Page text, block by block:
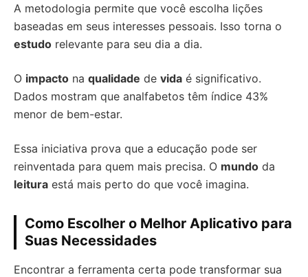
A metodologia permite que você escolha lições
baseadas em seus interesses pessoais. Isso torna o
estudo relevante para seu dia a dia.
O impacto na qualidade de vida é significativo.
Dados mostram que analfabetos têm índice 43%
menor de bem-estar.
Essa iniciativa prova que a educação pode ser
reinventada para quem mais precisa. O mundo da
leitura está mais perto do que você imagina.
Como Escolher o Melhor Aplicativo para
Suas Necessidades
Encontrar a ferramenta certa pode transformar sua